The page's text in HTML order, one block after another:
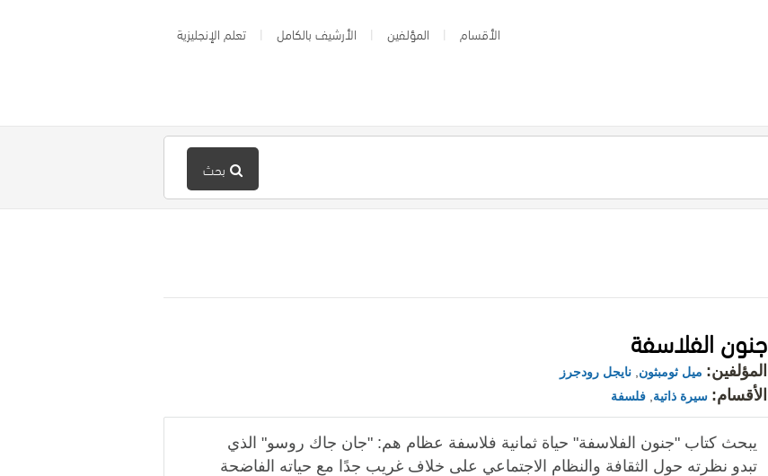
الأقسام المؤلفين الأرشيف بالكامل تعلم الإنجليزية
بحث
جنون الفلاسفة
المؤلفين: ميل ثومبثون نايجل رودجرز
الأقسام: سيرة ذاتية فلسفة
يبحث كتاب "جنون الفلاسفة" حياة ثمانية فلاسفة عظام هم: "جان جاك روسو" الذي
تبدو نظرته حول الثقافة والنظام الاجتماعي على خلاف غريب جدًا مع حياته الفاضحة